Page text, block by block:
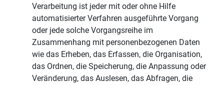
Verarbeitung ist jeder mit oder ohne Hilfe
automatisierter Verfahren ausgeführte Vorgang
oder jede solche Vorgangsreihe im
Zusammenhang mit personenbezogenen Daten
wie das Erheben, das Erfassen, die Organisation,
das Ordnen, die Speicherung, die Anpassung oder
Veränderung, das Auslesen, das Abfragen, die